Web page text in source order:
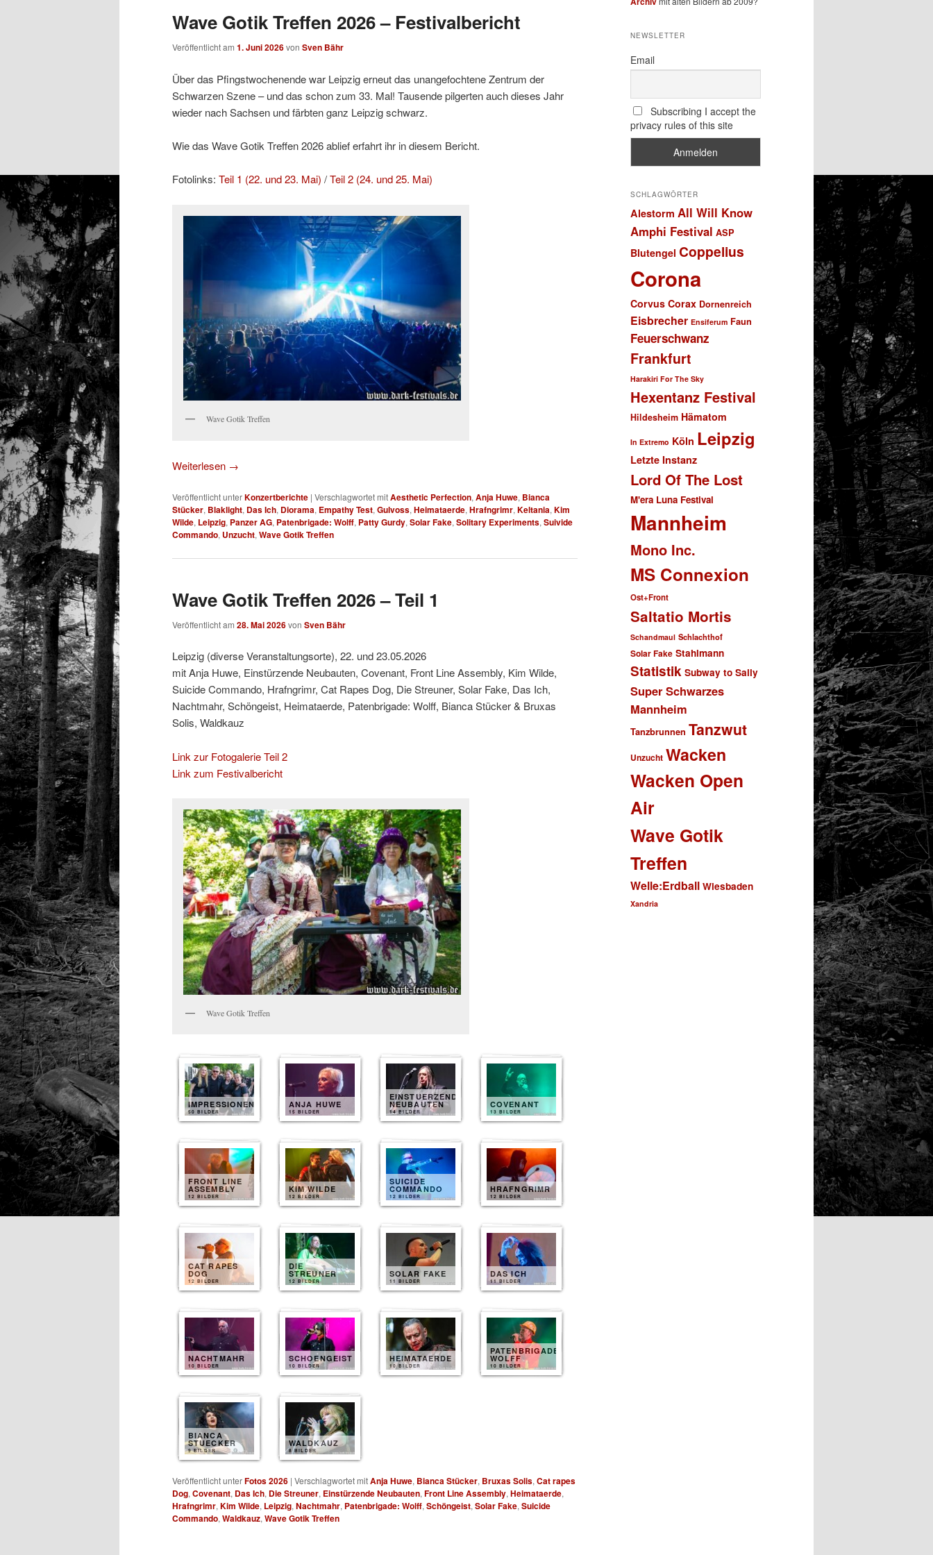
Wave Gotik Treffen 2026 – Festivalbericht
Veröffentlicht am 1. Juni 2026von Sven Bähr
Über das Pfingstwochenende war Leipzig erneut das unangefochtene Zentrum der
Schwarzen Szene – und das schon zum 33. Mal! Tausende pilgerten auch dieses Jahr
wieder nach Sachsen und färbten ganz Leipzig schwarz.
Wie das Wave Gotik Treffen 2026 ablief erfahrt ihr in diesem Bericht.
Fotolinks: Teil 1 (22. und 23. Mai) /Teil 2 (24. und 25. Mai)
Wave Gotik Treffen
Weiterlesen →
Veröffentlicht unterKonzertberichte | Verschlagwortet mitAesthetic Perfection, Anja Huwe, Bianca
Stücker, Blaklight, Das Ich, Diorama, Empathy Test, Gulvoss, Heimataerde, Hrafngrimr, Keltania, Kim
Wilde, Leipzig, Panzer AG, Patenbrigade: Wolff, Patty Gurdy, Solar Fake, Solitary Experiments, Suivide
Commando, Unzucht, Wave Gotik Treffen
Wave Gotik Treffen 2026 – Teil 1
Veröffentlicht am 28. Mai 2026von Sven Bähr
Leipzig (diverse Veranstaltungsorte), 22. und 23.05.2026
mit Anja Huwe, Einstürzende Neubauten, Covenant, Front Line Assembly, Kim Wilde,
Suicide Commando, Hrafngrimr, Cat Rapes Dog, Die Streuner, Solar Fake, Das Ich,
Nachtmahr, Schöngeist, Heimataerde, Patenbrigade: Wolff, Bianca Stücker & Bruxas
Solis, Waldkauz
Link zur Fotogalerie Teil 2
Link zum Festivalbericht
Wave Gotik Treffen
IMPRESSIONEN
50 BILDER
ANJA HUWE
15 BILDER
EINSTUERZENDE
NEUBAUTEN
14 BILDER
COVENANT
13 BILDER
FRONT LINE
ASSEMBLY
12 BILDER
KIM WILDE
12 BILDER
SUICIDE
COMMANDO
12 BILDER
HRAFNGRIMR
12 BILDER
CAT RAPES
DOG
12 BILDER
DIE
STREUNER
12 BILDER
SOLAR FAKE
11 BILDER
DAS ICH
11 BILDER
NACHTMAHR
10 BILDER
SCHOENGEIST
10 BILDER
HEIMATAERDE
10 BILDER
PATENBRIGADE
WOLFF
10 BILDER
BIANCA
STUECKER
9 BILDER
WALDKAUZ
8 BILDER
Veröffentlicht unterFotos 2026 | Verschlagwortet mitAnja Huwe, Bianca Stücker, Bruxas Solis, Cat rapes
Dog, Covenant, Das Ich, Die Streuner, Einstürzende Neubauten, Front Line Assembly, Heimataerde,
Hrafngrimr, Kim Wilde, Leipzig, Nachtmahr, Patenbrigade: Wolff, Schöngeist, Solar Fake, Suicide
Commando, Waldkauz, Wave Gotik Treffen
NEWSLETTER
Email
Subscribing I accept the
privacy rules of this site
SCHLAGWÖRTER
Alestorm All Will Know
Amphi Festival ASP
Blutengel Coppelius
Corona
Corvus Corax Dornenreich
Eisbrecher Ensiferum Faun
Feuerschwanz
Frankfurt
Harakiri For The Sky
Hexentanz Festival
Hildesheim Hämatom
In Extremo Köln Leipzig
Letzte Instanz
Lord Of The Lost
M'era Luna Festival
Mannheim
Mono Inc.
MS Connexion
Ost+Front
Saltatio Mortis
Schandmaul Schlachthof
Solar Fake Stahlmann
Statistik Subway to Sally
Super Schwarzes
Mannheim
Tanzbrunnen Tanzwut
Unzucht Wacken
Wacken Open
Air
Wave Gotik
Treffen
Welle:Erdball Wiesbaden
Xandria